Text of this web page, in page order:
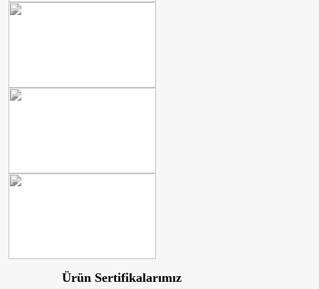
Ürün Sertifikalarımız